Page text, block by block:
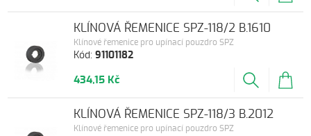
Kód:91101182
Klínové řemenice pro upínací pouzdro SPZ
KLÍNOVÁ ŘEMENICE SPZ-118/2 B.1610
434,15 Kč
Klínové řemenice pro upínací pouzdro SPZ
KLÍNOVÁ ŘEMENICE SPZ-118/3 B.2012